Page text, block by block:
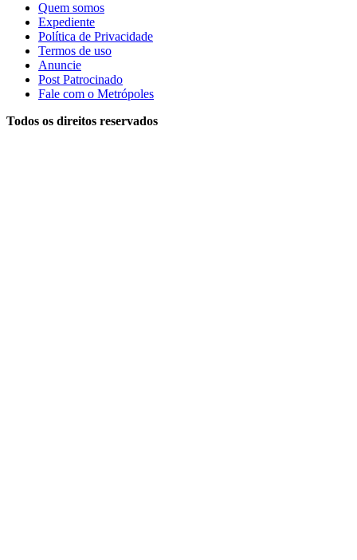
Quem somos
Expediente
Política de Privacidade
Termos de uso
Anuncie
Post Patrocinado
Fale com o Metrópoles
Todos os direitos reservados